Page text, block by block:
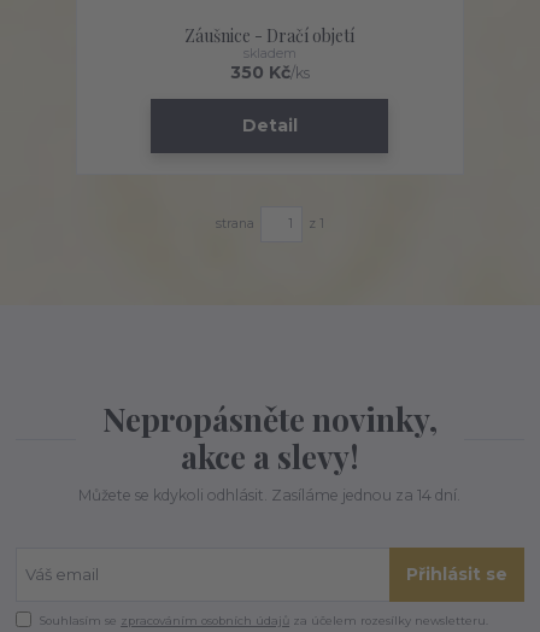
Záušnice - Dračí objetí
350 Kč/ks
skladem
Detail
strana z 1
Nepropásněte novinky,
akce a slevy!
Můžete se kdykoli odhlásit. Zasíláme jednou za 14 dní.
Přihlásit se
Souhlasím se zpracováním osobních údajů za účelem rozesílky newsletteru.